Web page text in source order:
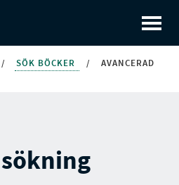
/ SÖK BÖCKER /
AVANCERAD